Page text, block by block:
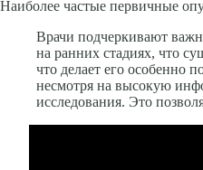
Наибо­лее частые первичные
Врачи подчеркивают
на ранних стадиях, что
что делает его особенно
несмотря на высокую
исследования. Это